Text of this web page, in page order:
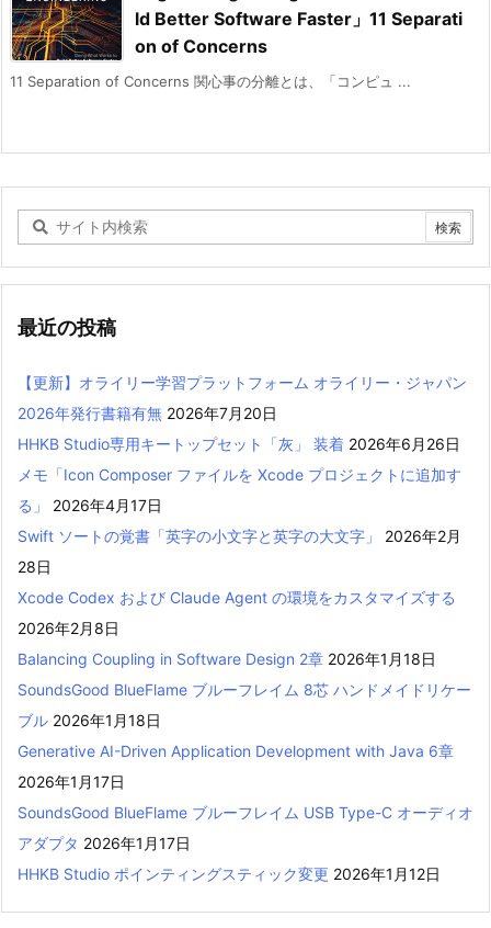
ld Better Software Faster」11 Separati
on of Concerns
11 Separation of Concerns 関心事の分離とは、「コンピュ ...
最近の投稿
【更新】オライリー学習プラットフォーム オライリー・ジャパン
2026年発行書籍有無 2026年7月20日
HHKB Studio専用キートップセット「灰」 装着 2026年6月26日
メモ「Icon Composer ファイルを Xcode プロジェクトに追加す
る」
2026年4月17日
Swift ソートの覚書「英字の小文字と英字の大文字」
2026年2月
28日
Xcode Codex および Claude Agent の環境をカスタマイズする
2026年2月8日
Balancing Coupling in Software Design 2章 2026年1月18日
SoundsGood BlueFlame ブルーフレイム 8芯 ハンドメイドリケー
ブル 2026年1月18日
Generative AI-Driven Application Development with Java 6章
2026年1月17日
SoundsGood BlueFlame ブルーフレイム USB Type-C オーディオ
アダプタ 2026年1月17日
HHKB Studio ポインティングスティック変更 2026年1月12日